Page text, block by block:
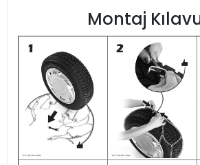
Montaj